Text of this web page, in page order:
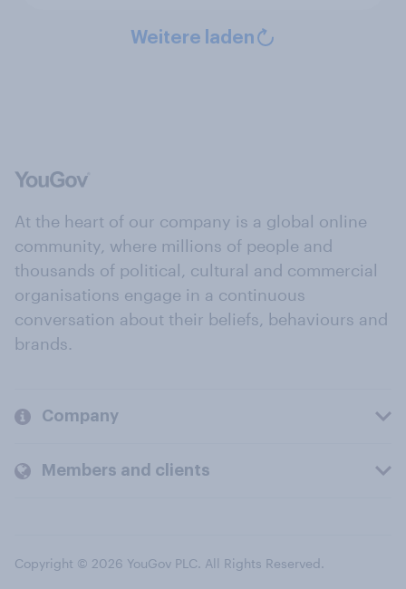
Weitere laden
At the heart of our company is a global online
community, where millions of people and
thousands of political, cultural and commercial
organisations engage in a continuous
conversation about their beliefs, behaviours and
brands.
Company
Members and clients
Copyright © 2026 YouGov PLC. All Rights Reserved.